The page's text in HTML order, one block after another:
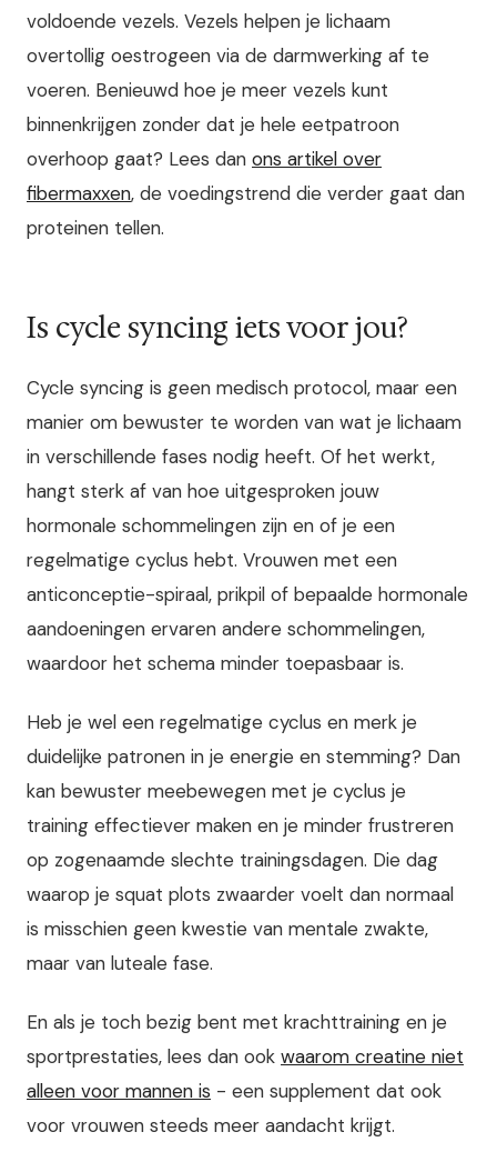
voldoende vezels. Vezels helpen je lichaam
overtollig oestrogeen via de darmwerking af te
voeren. Benieuwd hoe je meer vezels kunt
binnenkrijgen zonder dat je hele eetpatroon
overhoop gaat? Lees dan ons artikel over
fibermaxxen, de voedingstrend die verder gaat dan
proteinen tellen.
Is cycle syncing iets voor jou?
Cycle syncing is geen medisch protocol, maar een
manier om bewuster te worden van wat je lichaam
in verschillende fases nodig heeft. Of het werkt,
hangt sterk af van hoe uitgesproken jouw
hormonale schommelingen zijn en of je een
regelmatige cyclus hebt. Vrouwen met een
anticonceptie-spiraal, prikpil of bepaalde hormonale
aandoeningen ervaren andere schommelingen,
waardoor het schema minder toepasbaar is.
Heb je wel een regelmatige cyclus en merk je
duidelijke patronen in je energie en stemming? Dan
kan bewuster meebewegen met je cyclus je
training effectiever maken en je minder frustreren
op zogenaamde slechte trainingsdagen. Die dag
waarop je squat plots zwaarder voelt dan normaal
is misschien geen kwestie van mentale zwakte,
maar van luteale fase.
En als je toch bezig bent met krachttraining en je
sportprestaties, lees dan ook waarom creatine niet
alleen voor mannen is - een supplement dat ook
voor vrouwen steeds meer aandacht krijgt.